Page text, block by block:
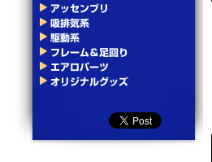
アッセンブリ
吸排気系
駆動系
フレーム＆足回り
エアロパーツ
オリジナルグッズ